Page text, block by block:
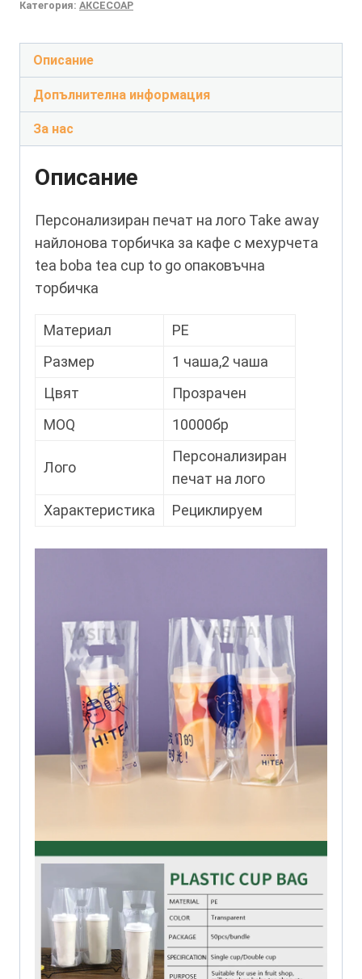
Категория: АКСЕСОАР
Описание
Допълнителна информация
За нас
Описание
Персонализиран печат на лого Take away
найлонова торбичка за кафе с мехурчета
tea boba tea cup to go опаковъчна
торбичка
Материал
PE
Размер
1 чаша,2 чаша
Цвят
Прозрачен
MOQ
10000бр
Лого
Персонализиран
печат на лого
Характеристика
Рециклируем